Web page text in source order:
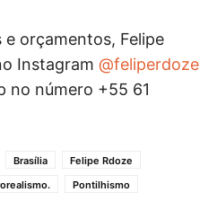
orçamentos, Felipe
Instagram @feliperdoze
no número +55 61
Brasília
Felipe Rdoze
Pontilhismo